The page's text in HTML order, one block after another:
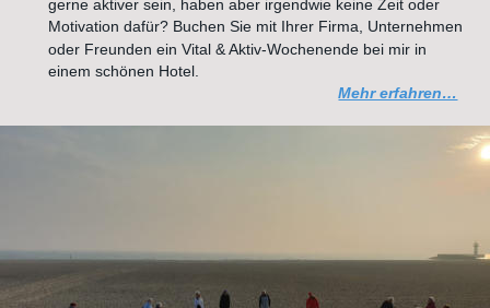
gerne aktiver sein, haben aber irgendwie keine Zeit oder
Motivation dafür? Buchen Sie mit Ihrer Firma, Unternehmen
oder Freunden ein Vital & Aktiv-Wochenende bei mir in
einem schönen Hotel.
Mehr erfahren…